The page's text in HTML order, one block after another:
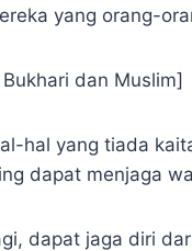
yang orang-
dan Muslim]
hal yang tiada
dapat menjaga
dapat jaga diri